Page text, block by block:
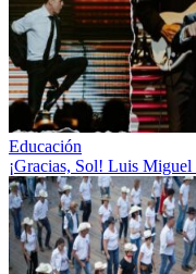
Educación
¡Gracias, Sol! Luis